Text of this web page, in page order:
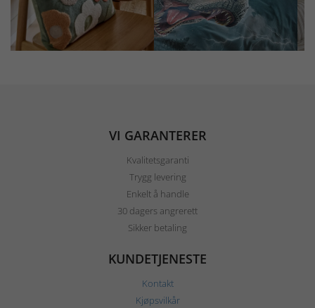
VI GARANTERER
Kvalitetsgaranti
Trygg levering
Enkelt å handle
30 dagers angrerett
Sikker betaling
KUNDETJENESTE
Kontakt
Kjøpsvilkår